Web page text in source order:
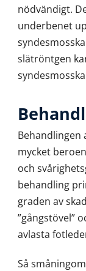
nödvändigt.
underbenet
slätröntgen
Behandlingen
mycket
och
behandling
graden av
”gångstövel”
avlasta
Så